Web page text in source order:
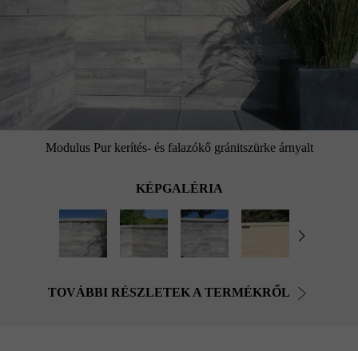
Modulus Pur kerítés- és falazókő gránitszürke árnyalt
KÉPGALÉRIA
TOVÁBBI RÉSZLETEK A TERMÉKRŐL